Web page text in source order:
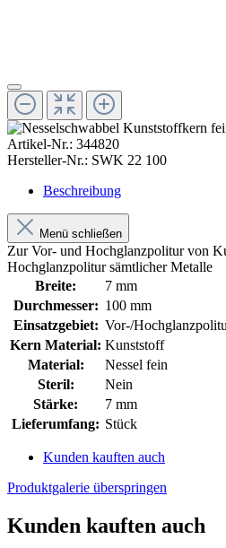
Artikel-Nr.: 344820
Hersteller-Nr.: SWK 22 100
Beschreibung
Menü schließen
Zur Vor- und Hochglanzpolitur von
Hochglanzpolitur sämtlicher Metalle
Breite:
7 mm
Durchmesser: 100 mm
Einsatzgebiet: Vor-/
Kern Material: Kunststoff
Material:
Nessel fein
Steril:
Nein
Stärke:
7 mm
Lieferumfang: Stück
Kunden kauften auch
Produktgalerie überspringen
Kunden kauften auch